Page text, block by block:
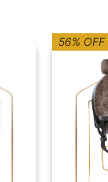
56% OFF